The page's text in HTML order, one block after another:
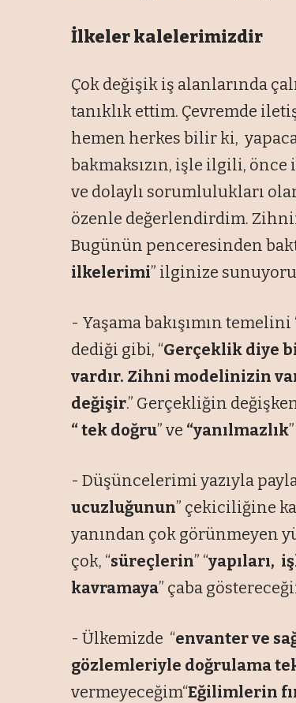
İlkeler kalelerimizdir
Çok değişik iş alanlarında
tanıklık ettim. Çevremde
hemen herkes bilir ki,
bakmaksızın, işle ilgili,
ve dolaylı sorumlulukları
özenle değerlendirdim.
Bugünün penceresinden
ilkelerimi” ilginize
- Yaşama bakışımın temelini
dediği gibi, “Gerçeklik diye
vardır. Zihni modelinizin
değişir.” Gerçekliğin
“ tek doğru” ve “yanılmazlık
- Düşüncelerimi yazıyla
ucuzluğunun” çekiciliğine
yanından çok görünmeyen
çok, “süreçlerin” “yapıları,
kavramaya” çaba
- Ülkemizde “envanter ve
gözlemleriyle doğrulama
vermeyeceğim“Eğilimlerin